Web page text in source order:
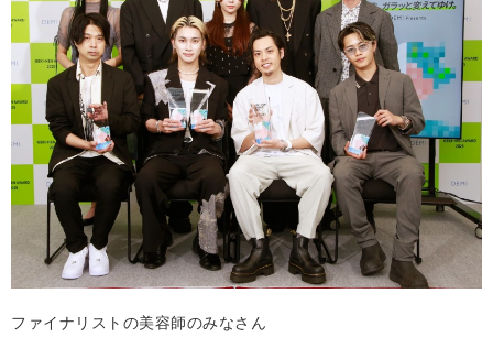
ファイナリストの美容師のみなさん